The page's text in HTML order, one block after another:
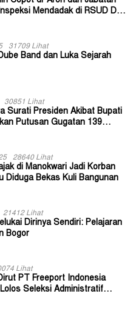
Mendadak di RSUD Dok
31709 Lihat
Band dan Luka Sejarah
30851 Lihat
Surati Presiden Akibat Bupati
Putusan Gugatan 139
28640 Lihat
di Manokwari Jadi Korban
Diduga Bekas Kuli Bangunan
21412 Lihat
Dirinya Sendiri: Pelajaran
Bogor
Lihat
PT Freeport Indonesia
Seleksi Administratif